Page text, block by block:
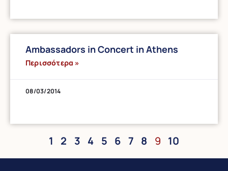
Ambassadors in Concert in Athens
Περισσότερα »
08/03/2014
1 2 3 4 5 6 7 8 9 10